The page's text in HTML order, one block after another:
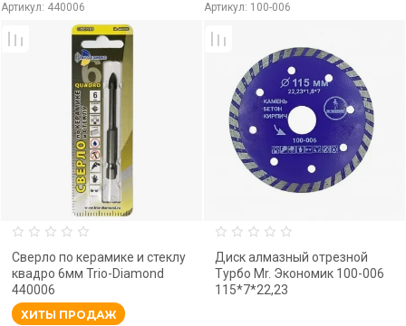
Артикул: 440006
Сверло по керамике и стеклу
квадро 6мм Trio-Diamond
440006
ХИТЫ ПРОДАЖ
Артикул: 100-006
Диск алмазный отрезной
Турбо Mr. Экономик 100-006
115*7*22,23